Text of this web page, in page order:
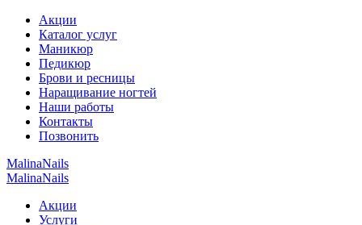
Акции
Каталог услуг
Маникюр
Педикюр
Брови и ресницы
Наращивание ногтей
Наши работы
Контакты
Позвонить
MalinaNails
MalinaNails
Акции
Услуги